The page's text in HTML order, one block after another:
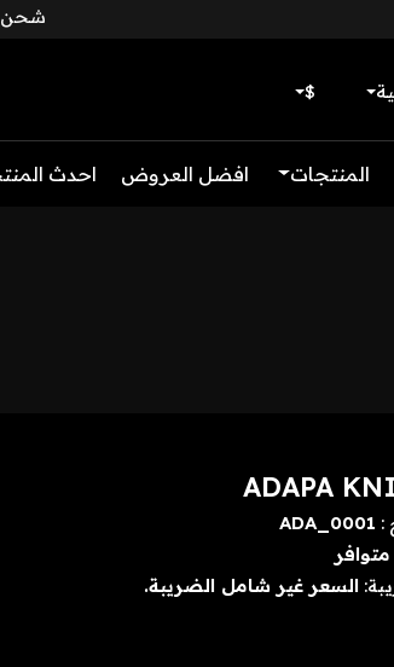
شحن
$
المنتجات افضل العروض احدث
ADAPA
:
ADA_0001
متوافر
السعر غير شامل الضريبة.